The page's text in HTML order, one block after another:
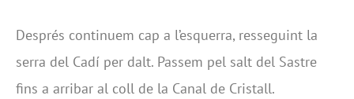
Després continuem cap a l’esquerra, resseguint la
serra del Cadí per dalt. Passem pel salt del Sastre
fins a arribar al coll de la Canal de Cristall.